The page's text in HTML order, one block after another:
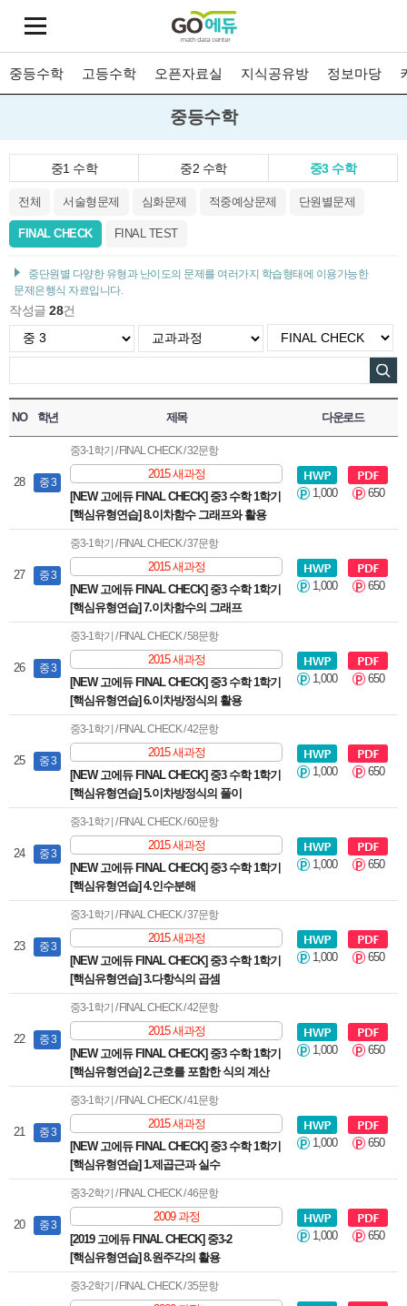
중등수학 고등수학 오픈자료실 지식공유방 정보마당
중등수학
중1 수학 중2 수학 중3 수학
전체 서술형문제 심화문제 적중예상문제 단원별문제
FINAL CHECK FINAL TEST
중단원별 다양한 유형과 난이도의 문제를 여러가지 학습형태에 이용가능한
문제은행식 자료입니다.
작성글 28건
NO 학년 제목 다운로드
28 중 3
중3-1학기 / FINAL CHECK / 32문항
2015 새과정
[NEW 고에듀 FINAL CHECK] 중3 수학 1학기
[핵심유형연습] 8.이차함수 그래프와 활용
1,000 650
27 중 3
중3-1학기 / FINAL CHECK / 37문항
2015 새과정
[NEW 고에듀 FINAL CHECK] 중3 수학 1학기
[핵심유형연습] 7.이차함수의 그래프
1,000 650
26 중 3
중3-1학기 / FINAL CHECK / 58문항
2015 새과정
[NEW 고에듀 FINAL CHECK] 중3 수학 1학기
[핵심유형연습] 6.이차방정식의 활용
1,000 650
25 중 3
중3-1학기 / FINAL CHECK / 42문항
2015 새과정
[NEW 고에듀 FINAL CHECK] 중3 수학 1학기
[핵심유형연습] 5.이차방정식의 풀이
1,000 650
24 중 3
중3-1학기 / FINAL CHECK / 60문항
2015 새과정
[NEW 고에듀 FINAL CHECK] 중3 수학 1학기
[핵심유형연습] 4.인수분해
1,000 650
23 중 3
중3-1학기 / FINAL CHECK / 37문항
2015 새과정
[NEW 고에듀 FINAL CHECK] 중3 수학 1학기
[핵심유형연습] 3.다항식의 곱셈
1,000 650
22 중 3
중3-1학기 / FINAL CHECK / 42문항
2015 새과정
[NEW 고에듀 FINAL CHECK] 중3 수학 1학기
[핵심유형연습] 2.근호를 포함한 식의 계산
1,000 650
21 중 3
중3-1학기 / FINAL CHECK / 41문항
2015 새과정
[NEW 고에듀 FINAL CHECK] 중3 수학 1학기
[핵심유형연습] 1.제곱근과 실수
1,000 650
20 중 3
중3-2학기 / FINAL CHECK / 46문항
2009 과정
[2019 고에듀 FINAL CHECK] 중3-2
[핵심유형연습] 8.원주각의 활용
1,000 650
중3-2학기 / FINAL CHECK / 35문항